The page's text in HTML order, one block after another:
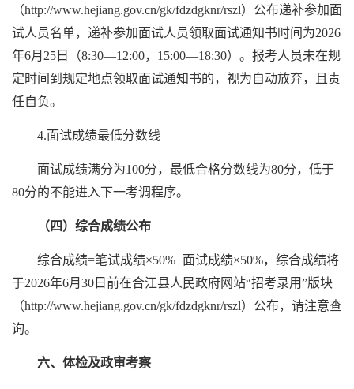
（http://www.hejiang.gov.cn/gk/fdzdgknr/rszl）公布递补参加面
试人员名单，递补参加面试人员领取面试通知书时间为2026
年6月25日（8:30—12:00，15:00—18:30）。报考人员未在规
定时间到规定地点领取面试通知书的，视为自动放弃，且责
任自负。
4.面试成绩最低分数线
面试成绩满分为100分，最低合格分数线为80分，低于
80分的不能进入下一考调程序。
（四）综合成绩公布
综合成绩=笔试成绩×50%+面试成绩×50%，综合成绩将
于2026年6月30日前在合江县人民政府网站“招考录用”版块
（http://www.hejiang.gov.cn/gk/fdzdgknr/rszl）公布，请注意查
询。
六、体检及政审考察